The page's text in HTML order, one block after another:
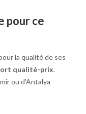
pour ce
la qualité de ses
qualité-prix.
ou d’Antalya